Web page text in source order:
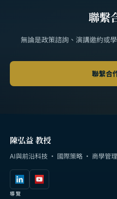
聯繫
無論是政策諮詢、演講邀約或
聯繫合
陳弘益 教授
AI與前沿科技 · 國際策略 · 商學管理
導覽